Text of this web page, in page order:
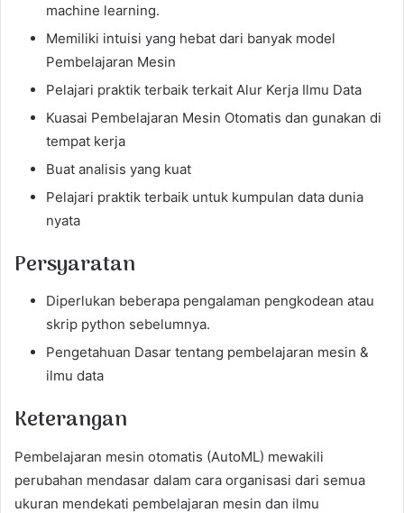
machine learning.
Memiliki intuisi yang hebat dari banyak model
Pembelajaran Mesin
Pelajari praktik terbaik terkait Alur Kerja Ilmu Data
Kuasai Pembelajaran Mesin Otomatis dan gunakan di
tempat kerja
Buat analisis yang kuat
Pelajari praktik terbaik untuk kumpulan data dunia
nyata
Persyaratan
Diperlukan beberapa pengalaman pengkodean atau
skrip python sebelumnya.
Pengetahuan Dasar tentang pembelajaran mesin &
ilmu data
Keterangan
Pembelajaran mesin otomatis (AutoML) mewakili
perubahan mendasar dalam cara organisasi dari semua
ukuran mendekati pembelajaran mesin dan ilmu